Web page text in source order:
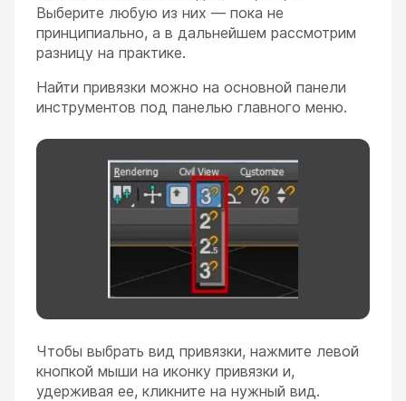
Выберите любую из них — пока не
принципиально, а в дальнейшем рассмотрим
разницу на практике.
Найти привязки можно на основной панели
инструментов под панелью главного меню.
Чтобы выбрать вид привязки, нажмите левой
кнопкой мыши на иконку привязки и,
удерживая ее, кликните на нужный вид.